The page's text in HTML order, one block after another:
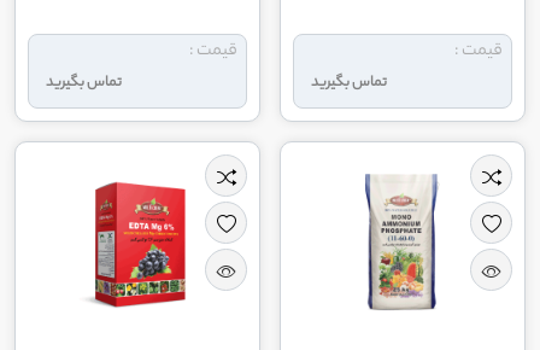
تماس بگیرید
قیمت :
تماس بگیرید
قیمت :